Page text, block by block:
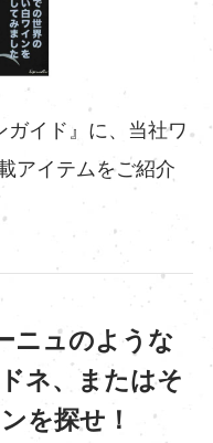
ガイド』に、当社ワ
アイテムをご紹介
ニュのような
ネ、またはそ
を探せ！